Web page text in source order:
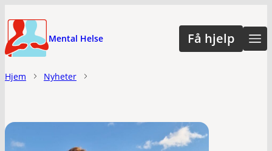
til
hovedinnhold
Mental Helse Få hjelp
Hjem Nyheter